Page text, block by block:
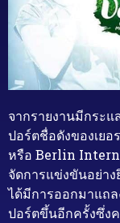
จากรายงานมีกระ
ปอร์ตชื่อดังของเย
หรือ Berlin
จัดการแข่งขันอย่า
ได้มีการออกมาแถ
ปอร์ตขึ้นอีกครั้งซึ่ง